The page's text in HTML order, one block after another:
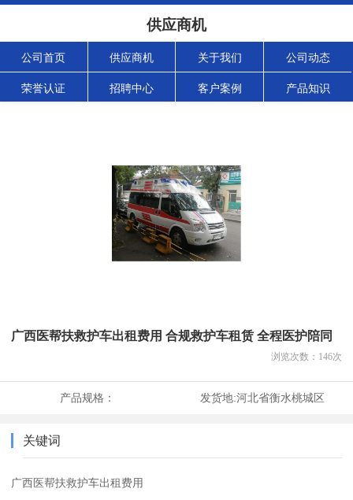
供应商机
公司首页 供应商机 关于我们 公司动态
荣誉认证 招聘中心 客户案例 产品知识
广西医帮扶救护车出租费用 合规救护车租赁 全程医护陪同
浏览次数： 146次
产品规格： 发货地:河北省衡水桃城区
关键词
广西医帮扶救护车出租费用